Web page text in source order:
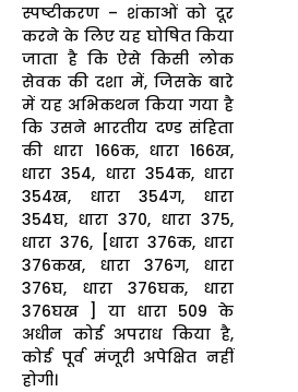
स्पष्टीकरण – शंकाओं को दूर
करने के लिए यह घोषित किया
जाता है कि ऐसे किसी लोक
सेवक की दशा में, जिसके बारे
में यह अभिकथन किया गया है
कि उसने भारतीय दण्ड संहिता
की धारा 166क, धारा 166ख,
धारा 354, धारा 354क, धारा
354ख, धारा 354ग, धारा
354घ, धारा 370, धारा 375,
धारा 376, [धारा 376क, धारा
376कख, धारा 376ग, धारा
376घ, धारा 376घक, धारा
376घख ] या धारा 509 के
अधीन कोई अपराध किया है,
कोई पूर्व मंजूरी अपेक्षित नहीं
होगी।